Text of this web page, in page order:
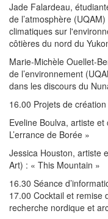
Jade Falardeau,
de l’atmosphère
climatiques sur
côtières du nord du
Marie-Michèle Ouellet-
de l’environnement
dans les discours du
16.00 Projets de création
Eveline Boulva, artiste
L’errance de Borée »
Jessica Houston, artiste
Art) : « This Mountain »
16.30 Séance
17.00 Cocktail et remise
recherche nordique et